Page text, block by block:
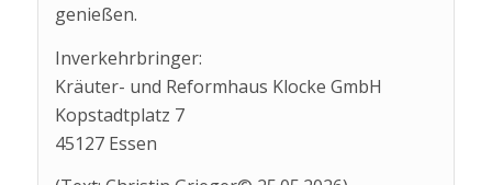
genießen.
Inverkehrbringer:
Kräuter- und Reformhaus Klocke GmbH
Kopstadtplatz 7
45127 Essen